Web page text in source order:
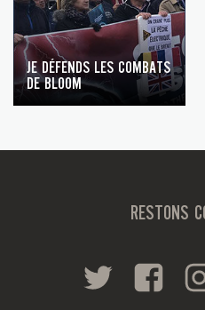
JE DÉFENDS LES COMBATS
DE BLOOM
RESTONS